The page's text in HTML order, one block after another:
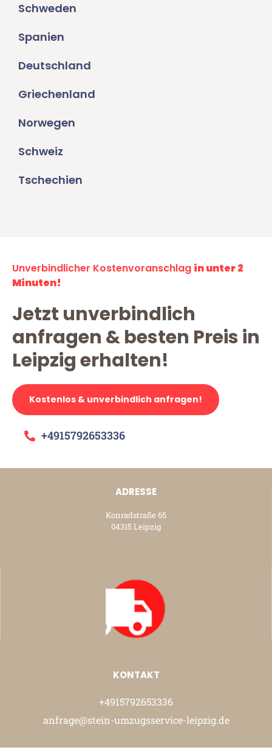
Schweden
Spanien
Deutschland
Griechenland
Norwegen
Schweiz
Tschechien
Unverbindlicher Kostenvoranschlag in unter 2
Minuten!
Jetzt unverbindlich
anfragen & besten Preis in
Leipzig erhalten!
Kostenlos & unverbindlich anfragen!
+4915792653336
ADRESSE
Konradstraße 65
04315 Leipzig
KONTAKT
+4915792653336
anfrage@stein-umzugsservice-leipzig.de